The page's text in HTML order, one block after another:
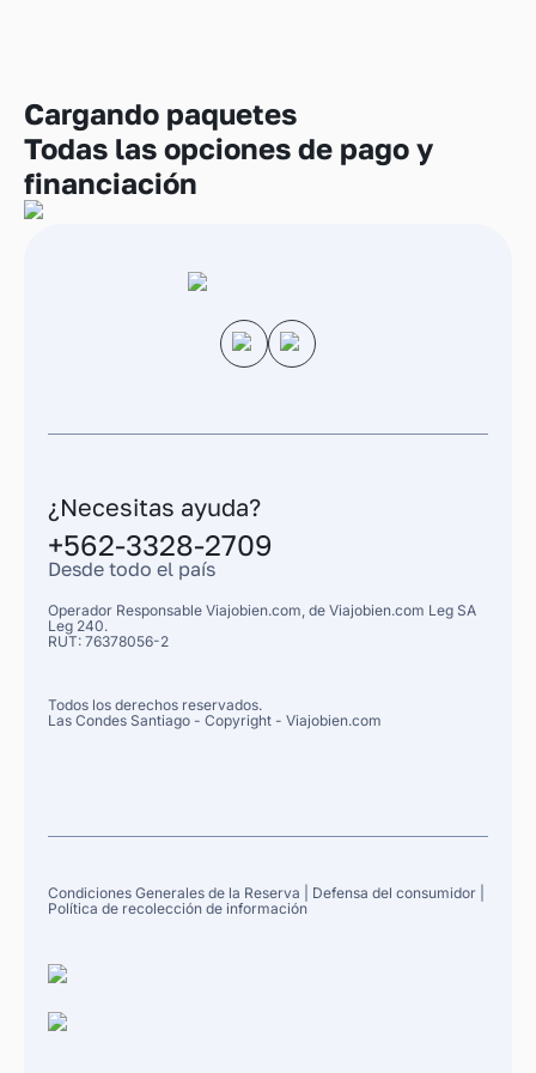
Cargando paquetes
Todas las opciones de pago y
financiación
¿Necesitas ayuda?
+562-3328-2709
Desde todo el país
Operador Responsable Viajobien.com, de Viajobien.com Leg SA
Leg 240.
RUT: 76378056-2
Todos los derechos reservados.
Las Condes Santiago - Copyright - Viajobien.com
Condiciones Generales de la Reserva Defensa del consumidor
Política de recolección de información